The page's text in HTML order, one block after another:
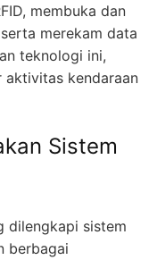
membuka dan
merekam data
teknologi ini,
kendaraan
Sistem
dilengkapi sistem
berbagai